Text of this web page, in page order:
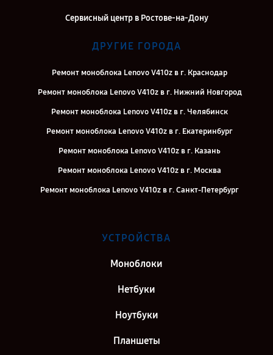
Сервисный центр в Ростове-на-Дону
ДРУГИЕ ГОРОДА
Ремонт моноблока Lenovo V410z в г. Краснодар
Ремонт моноблока Lenovo V410z в г. Нижний Новгород
Ремонт моноблока Lenovo V410z в г. Челябинск
Ремонт моноблока Lenovo V410z в г. Екатеринбург
Ремонт моноблока Lenovo V410z в г. Казань
Ремонт моноблока Lenovo V410z в г. Москва
Ремонт моноблока Lenovo V410z в г. Санкт-Петербург
УСТРОЙСТВА
Моноблоки
Нетбуки
Ноутбуки
Планшеты